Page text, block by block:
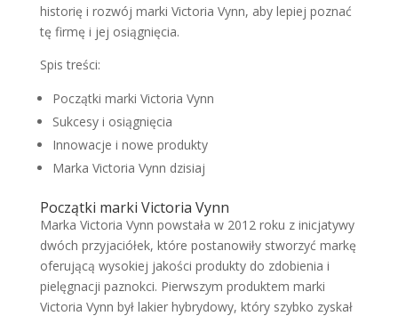
historię i rozwój marki Victoria Vynn, aby lepiej poznać
tę firmę i jej osiągnięcia.
Spis treści:
Początki marki Victoria Vynn
Sukcesy i osiągnięcia
Innowacje i nowe produkty
Marka Victoria Vynn dzisiaj
Początki marki Victoria Vynn
Marka Victoria Vynn powstała w 2012 roku z inicjatywy
dwóch przyjaciółek, które postanowiły stworzyć markę
oferującą wysokiej jakości produkty do zdobienia i
pielęgnacji paznokci. Pierwszym produktem marki
Victoria Vynn był lakier hybrydowy, który szybko zyskał